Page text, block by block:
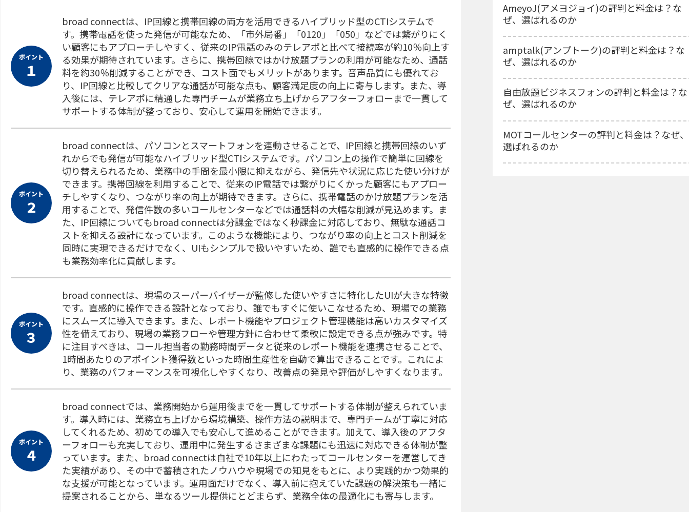
ポイント
１
broad connectは、IP回線と携帯回線の両方を活用できるハイブリッド型のCTIシステムで
す。携帯電話を使った発信が可能なため、「市外局番」「0120」「050」などでは繋がりにく
い顧客にもアプローチしやすく、従来のIP電話のみのテレアポと比べて接続率が約10％向上す
る効果が期待されています。さらに、携帯回線ではかけ放題プランの利用が可能なため、通話
料を約30％削減することができ、コスト面でもメリットがあります。音声品質にも優れてお
り、IP回線と比較してクリアな通話が可能な点も、顧客満足度の向上に寄与します。また、導
入後には、テレアポに精通した専門チームが業務立ち上げからアフターフォローまで一貫して
サポートする体制が整っており、安心して運用を開始できます。
ポイント
２
broad connectは、パソコンとスマートフォンを連動させることで、IP回線と携帯回線のいず
れからでも発信が可能なハイブリッド型CTIシステムです。パソコン上の操作で簡単に回線を
切り替えられるため、業務中の手間を最小限に抑えながら、発信先や状況に応じた使い分けが
できます。携帯回線を利用することで、従来のIP電話では繋がりにくかった顧客にもアプロー
チしやすくなり、つながり率の向上が期待できます。さらに、携帯電話のかけ放題プランを活
用することで、発信件数の多いコールセンターなどでは通話料の大幅な削減が見込めます。ま
た、IP回線についてもbroad connectは分課金ではなく秒課金に対応しており、無駄な通話コ
ストを抑える設計になっています。このような機能により、つながり率の向上とコスト削減を
同時に実現できるだけでなく、UIもシンプルで扱いやすいため、誰でも直感的に操作できる点
も業務効率化に貢献します。
ポイント
３
broad connectは、現場のスーパーバイザーが監修した使いやすさに特化したUIが大きな特徴
です。直感的に操作できる設計となっており、誰でもすぐに使いこなせるため、現場での業務
にスムーズに導入できます。また、レポート機能やプロジェクト管理機能は高いカスタマイズ
性を備えており、現場の業務フローや管理方針に合わせて柔軟に設定できる点が強みです。特
に注目すべきは、コール担当者の勤務時間データと従来のレポート機能を連携させることで、
1時間あたりのアポイント獲得数といった時間生産性を自動で算出できることです。これによ
り、業務のパフォーマンスを可視化しやすくなり、改善点の発見や評価がしやすくなります。
ポイント
４
broad connectでは、業務開始から運用後までを一貫してサポートする体制が整えられていま
す。導入時には、業務立ち上げから環境構築、操作方法の説明まで、専門チームが丁寧に対応
してくれるため、初めての導入でも安心して進めることができます。加えて、導入後のアフタ
ーフォローも充実しており、運用中に発生するさまざまな課題にも迅速に対応できる体制が整
っています。また、broad connectは自社で10年以上にわたってコールセンターを運営してき
た実績があり、その中で蓄積されたノウハウや現場での知見をもとに、より実践的かつ効果的
な支援が可能となっています。運用面だけでなく、導入前に抱えていた課題の解決策も一緒に
提案されることから、単なるツール提供にとどまらず、業務全体の最適化にも寄与します。
AmeyoJ(アメヨジョイ)の評判と料金は？な
ぜ、選ばれるのか
amptalk(アンプトーク)の評判と料金は？な
ぜ、選ばれるのか
自由放題ビジネスフォンの評判と料金は？な
ぜ、選ばれるのか
MOTコールセンターの評判と料金は？なぜ、
選ばれるのか